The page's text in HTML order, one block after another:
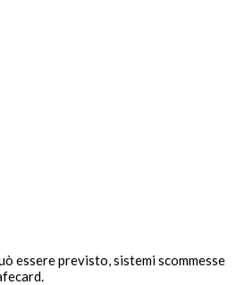
essere previsto, sistemi scommesse